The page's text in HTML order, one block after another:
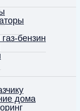
бензин
дома